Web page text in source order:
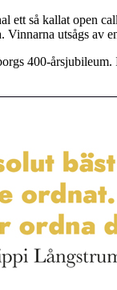
ett så kallat open
utsågs av
400-